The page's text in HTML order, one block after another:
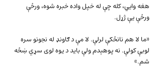
هغه وايي، کله چې له خپل واده خبره شوه، ورځې
ورځې یې ژړل.
«ما لا هم نانځکې لرلې. لا مې د ګاونډ له نجونو سره
لوبې کولې. نه پوهېدم ولې باید د یوه لوی سړي ښځه
شم.»